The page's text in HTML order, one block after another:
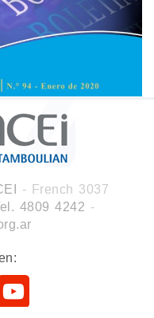
- French 3037
4809 4242 -